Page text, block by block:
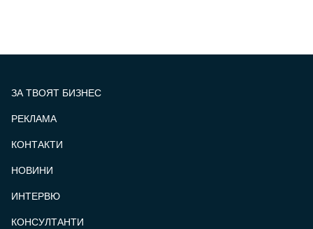
ЗА ТВОЯТ БИЗНЕС
РЕКЛАМА
КОНТАКТИ
НОВИНИ
ИНТЕРВЮ
КОНСУЛТАНТИ